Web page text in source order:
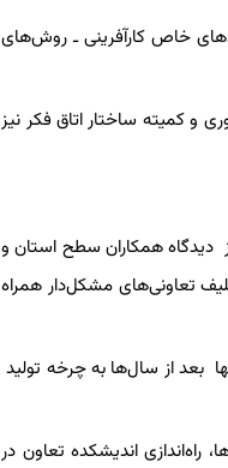
خاص کارآفرینی ـ روش‌های
و کمیته ساختار اتاق فکر نیز
همکاران سطح استان و
تعاونی‌های مشکل‌دار همراه
شرکت تعاونی روشن و تعدادی از آنها بعد از سال‌ها به چرخه تولید
راه‌اندازی اندیشکده تعاون در